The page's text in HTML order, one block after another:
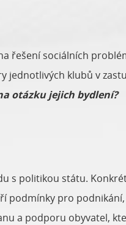
řešení sociálních
jednotlivých klubů v
otázku jejich bydlení?
s politikou státu.
podmínky pro
a podporu obyvatel,